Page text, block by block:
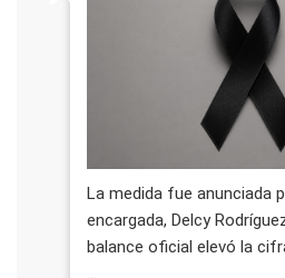
La medida fue anunciada
encargada, Delcy
balance oficial elevó la